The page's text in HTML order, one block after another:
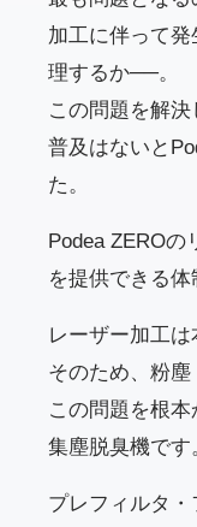
加工に伴って
理するか──。
この問題を解
普及はないと
た。
Podea ZERO
を提供できる体
レーザー加工は
そのため、粉塵
この問題を根
集塵脱臭機です
プレフィルタ